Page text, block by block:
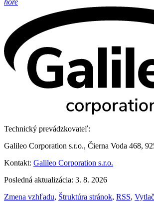
hore
Technický prevádzkovateľ:
Galileo Corporation s.r.o., Čierna Voda 468,
Kontakt: Galileo Corporation s.r.o.
Posledná aktualizácia: 3. 8. 2026
Zmena vzhľadu, Štruktúra stránok, RSS,